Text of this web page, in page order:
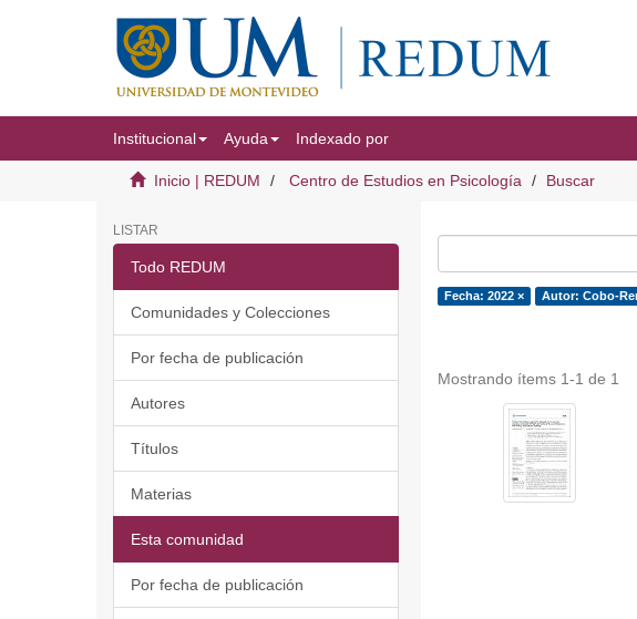
Institucional Ayuda Indexado por
Inicio | REDUM Centro de Estudios en Psicología Buscar
LISTAR
Todo REDUM
Comunidades y Colecciones
Por fecha de publicación
Autores
Títulos
Materias
Esta comunidad
Por fecha de publicación
Fecha: 2022 × Autor: Cobo-
Mostrando ítems 1-1 de 1